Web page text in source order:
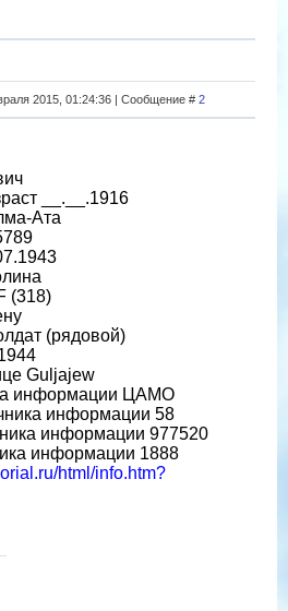
2015, 01:24:36 | Сообщение # 2
__.__.1916
Ата
(318)
(рядовой)
Guljajew
информации ЦАМО
информации 58
информации 977520
информации 1888
html/info.htm?